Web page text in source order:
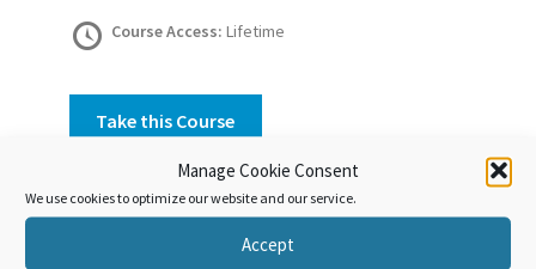
Manage Cookie Consent
We use cookies to optimize our website and our service.
Accept
Course Access: Lifetime
Take this Course